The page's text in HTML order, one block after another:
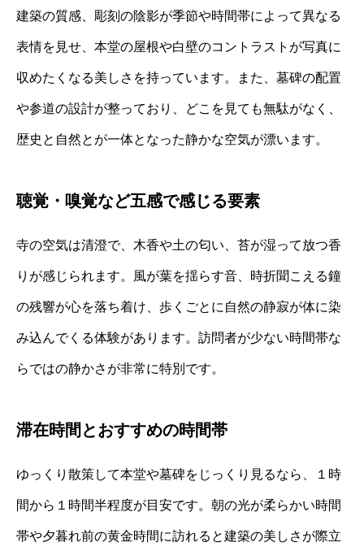
建築の質感、彫刻の陰影が季節や時間帯によって異なる
表情を見せ、本堂の屋根や白壁のコントラストが写真に
収めたくなる美しさを持っています。また、墓碑の配置
や参道の設計が整っており、どこを見ても無駄がなく、
歴史と自然とが一体となった静かな空気が漂います。
聴覚・嗅覚など五感で感じる要素
寺の空気は清澄で、木香や土の匂い、苔が湿って放つ香
りが感じられます。風が葉を揺らす音、時折聞こえる鐘
の残響が心を落ち着け、歩くごとに自然の静寂が体に染
み込んでくる体験があります。訪問者が少ない時間帯な
らではの静かさが非常に特別です。
滞在時間とおすすめの時間帯
ゆっくり散策して本堂や墓碑をじっくり見るなら、１時
間から１時間半程度が目安です。朝の光が柔らかい時間
帯や夕暮れ前の黄金時間に訪れると建築の美しさが際立